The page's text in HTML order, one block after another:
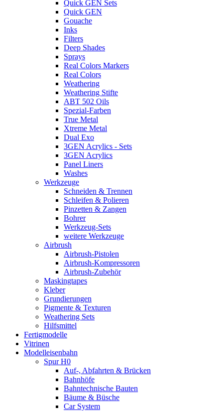
Quick GEN Sets
Quick GEN
Gouache
Inks
Filters
Deep Shades
Sprays
Real Colors Markers
Real Colors
Weathering
Weathering Stifte
ABT 502 Oils
Spezial-Farben
True Metal
Xtreme Metal
Dual Exo
3GEN Acrylics - Sets
3GEN Acrylics
Panel Liners
Washes
Werkzeuge
Schneiden & Trennen
Schleifen & Polieren
Pinzetten & Zangen
Bohrer
Werkzeug-Sets
weitere Werkzeuge
Airbrush
Airbrush-Pistolen
Airbrush-Kompressoren
Airbrush-Zubehör
Maskingtapes
Kleber
Grundierungen
Pigmente & Texturen
Weathering Sets
Hilfsmittel
Fertigmodelle
Vitrinen
Modelleisenbahn
Spur H0
Auf-, Abfahrten & Brücken
Bahnhöfe
Bahntechnische Bauten
Bäume & Büsche
Car System